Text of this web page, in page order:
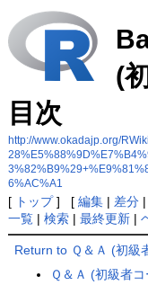
(
目次
http://www.okadajp.org/
6%AC%A1
[ トップ] [ 編集| 差分|
一覧| 検索| 最終更新|
Return to Ｑ＆Ａ (初級
Ｑ＆Ａ (初級者